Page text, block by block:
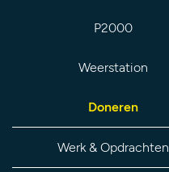
P2000
Weerstation
Doneren
Werk & Opdrachten